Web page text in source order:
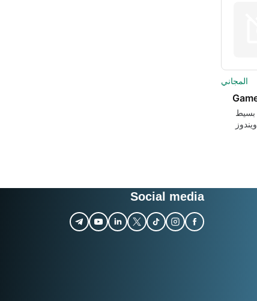
المجاني
بسيط
Social media